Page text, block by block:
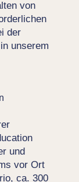
von
der
unserem
und
vor Ort
ca. 300